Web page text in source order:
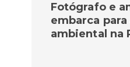
Fotógrafo e
embarca
ambiental na